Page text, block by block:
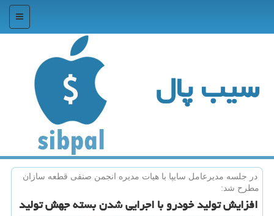
منو
سیب پال
در جلسه مدیرعامل سایپا با هیات مدیره انجمن صنفی قطعه سازان
مطرح شد:
افزایش تولید خودرو با اجرایی شدن بسته جهش تولید